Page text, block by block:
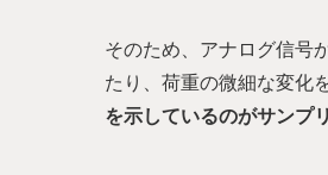
そのため、アナログ信号
たり、荷重の微細な変化
を示しているのがサンプ